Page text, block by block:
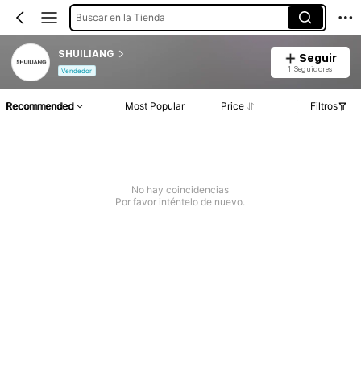
Buscar en la Tienda
SHUILIANG
Vendedor
Seguir
1 Seguidores
Recommended Most Popular Price Filtros
No hay coincidencias
Por favor inténtelo de nuevo.